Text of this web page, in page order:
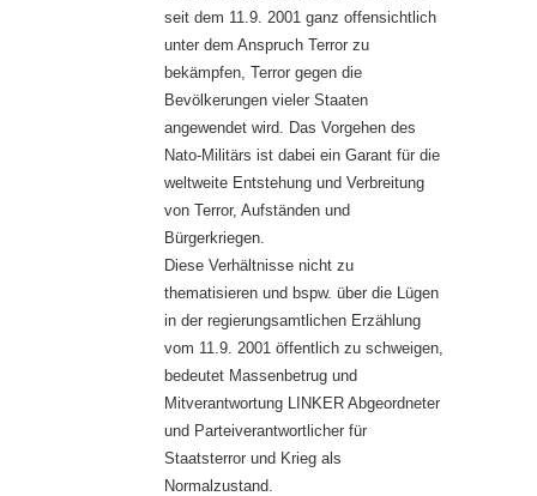
seit dem 11.9. 2001 ganz offensichtlich
unter dem Anspruch Terror zu
bekämpfen, Terror gegen die
Bevölkerungen vieler Staaten
angewendet wird. Das Vorgehen des
Nato-Militärs ist dabei ein Garant für die
weltweite Entstehung und Verbreitung
von Terror, Aufständen und
Bürgerkriegen.
Diese Verhältnisse nicht zu
thematisieren und bspw. über die Lügen
in der regierungsamtlichen Erzählung
vom 11.9. 2001 öffentlich zu schweigen,
bedeutet Massenbetrug und
Mitverantwortung LINKER Abgeordneter
und Parteiverantwortlicher für
Staatsterror und Krieg als
Normalzustand.